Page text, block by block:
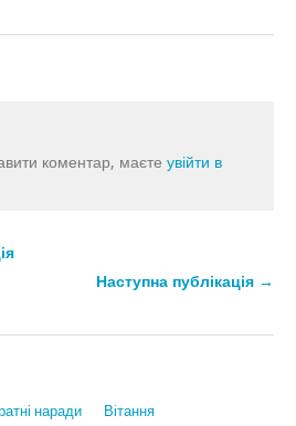
коментар, маєте увійти в
Наступна публікація →
наради
Вiтання